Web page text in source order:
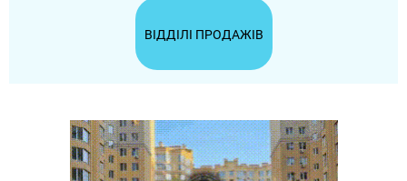
ВІДДІЛІ ПРОДАЖІВ